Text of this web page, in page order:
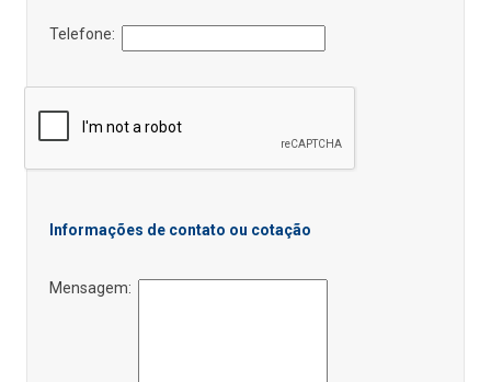
Telefone:
Informações de contato ou cotação
Mensagem: